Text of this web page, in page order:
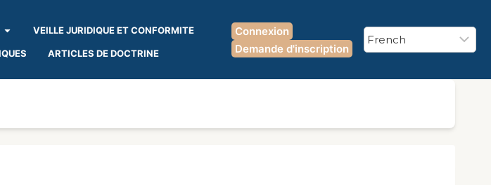
VEILLE JURIDIQUE ET CONFORMITE
ARTICLES DE DOCTRINE
Connexion
Demande d'inscription